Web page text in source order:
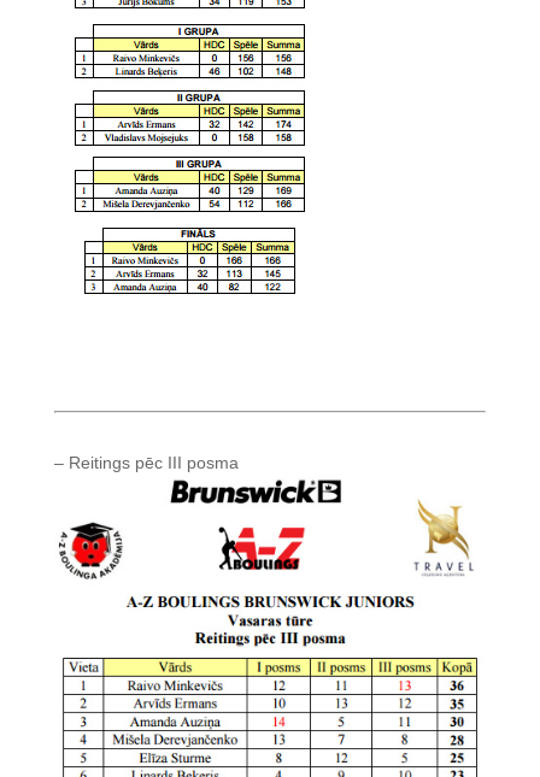
– Reitings pēc III posma